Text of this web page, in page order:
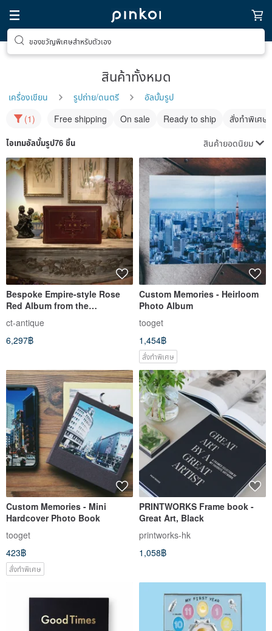
ของขวัญพิเศษสำหรับตัวเอง
สินค้าทั้งหมด
เครื่องเขียน รูปถ่าย/ดนตรี
อัลบั้มรูป
(1)
Free shipping On sale Ready to ship สั่งทำพิเศษ
ไอเทมอัลบั้มรูป76 ชิ้น สินค้ายอดนิยม
Bespoke Empire-style Rose
Red Album from the
Napoleonic III Era
ct-antique
6,297฿
Custom Memories - Heirloom
Photo Album
tooget
1,454฿
สั่งทำพิเศษ
Custom Memories - Mini
Hardcover Photo Book
tooget
423฿
สั่งทำพิเศษ
PRINTWORKS Frame book -
Great Art, Black
printworks-hk
1,058฿